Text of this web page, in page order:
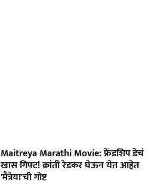
Maitreya Marathi Movie: फ्रेंडशिप डेचं
खास गिफ्ट! क्रांती रेडकर घेऊन येत आहेत
'मैत्रेया'ची गोष्ट